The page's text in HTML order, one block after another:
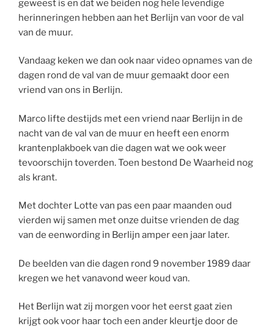
geweest is en dat we beiden nog hele levendige
herinneringen hebben aan het Berlijn van voor de val
van de muur.
Vandaag keken we dan ook naar video opnames van de
dagen rond de val van de muur gemaakt door een
vriend van ons in Berlijn.
Marco lifte destijds met een vriend naar Berlijn in de
nacht van de val van de muur en heeft een enorm
krantenplakboek van die dagen wat we ook weer
tevoorschijn toverden. Toen bestond De Waarheid nog
als krant.
Met dochter Lotte van pas een paar maanden oud
vierden wij samen met onze duitse vrienden de dag
van de eenwording in Berlijn amper een jaar later.
De beelden van die dagen rond 9 november 1989 daar
kregen we het vanavond weer koud van.
Het Berlijn wat zij morgen voor het eerst gaat zien
krijgt ook voor haar toch een ander kleurtje door de